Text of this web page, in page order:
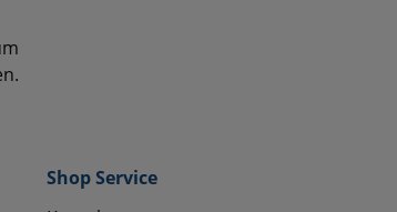
Shop Service